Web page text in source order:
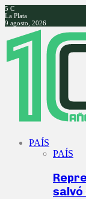
5 C
La Plata
9 agosto, 2026
Facebook
Twitter
Instagram
Youtube
PAÍS
PAÍS
salvó